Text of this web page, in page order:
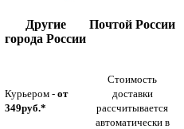
Другие
города России
Курьером - от
349руб.*
Почтой России
Стоимость
доставки
рассчитывается
автоматически в